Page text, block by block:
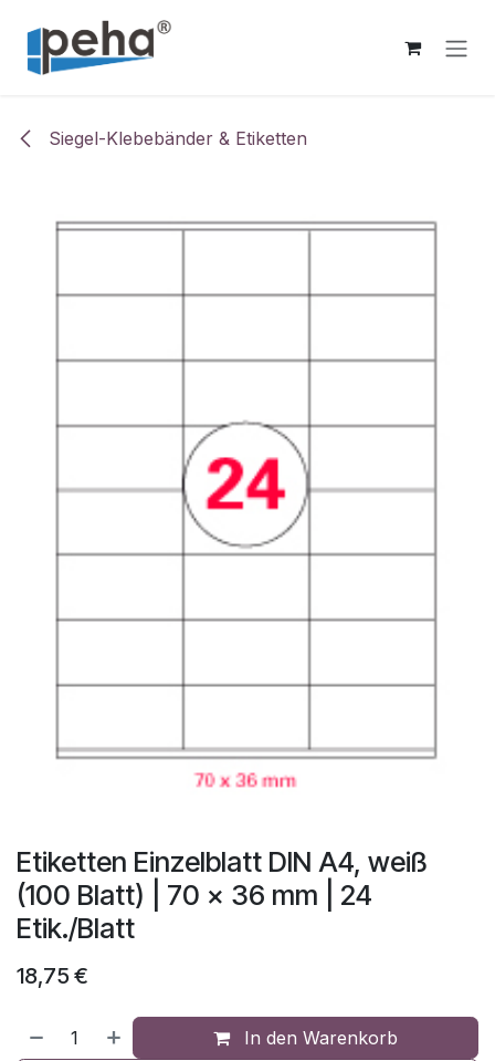
Siegel-Klebebänder & Etiketten
Etiketten Einzelblatt DIN A4, weiß
(100 Blatt) | 70 x 36 mm | 24
Etik./Blatt
18,75 €
In den Warenkorb